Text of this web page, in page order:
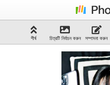
শীর্ষ চিত্রটি নির্বাচন করুন সম্পাদনা করুন